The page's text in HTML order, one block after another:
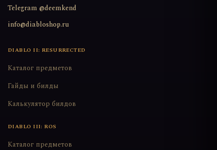
Telegram @deemkend
info@diabloshop.ru
DIABLO II: RESURRECTED
Каталог предметов
Гайды и билды
Калькулятор билдов
DIABLO III: ROS
Каталог предметов